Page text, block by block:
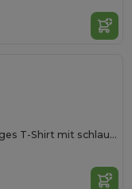
SAMOYEDO Kurzärmliges T-Shirt mit schlauchförmige Ärmel